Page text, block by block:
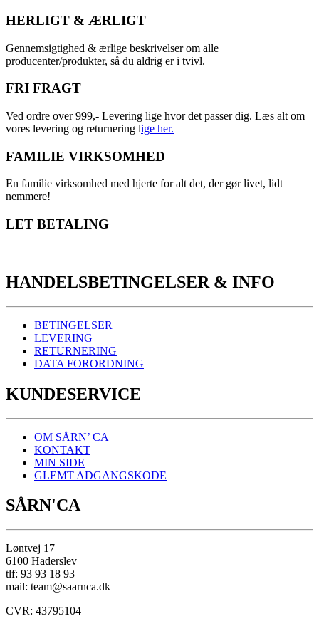
HERLIGT & ÆRLIGT
Gennemsigtighed & ærlige beskrivelser om alle
producenter/produkter, så du aldrig er i tvivl.
FRI FRAGT
Ved ordre over 999,- Levering lige hvor det passer dig. Læs alt om
vores levering og returnering lige her.
FAMILIE VIRKSOMHED
En familie virksomhed med hjerte for alt det, der gør livet, lidt
nemmere!
LET BETALING
HANDELSBETINGELSER & INFO
BETINGELSER
LEVERING
RETURNERING
DATA FORORDNING
KUNDESERVICE
OM SÅRN’ CA
KONTAKT
MIN SIDE
GLEMT ADGANGSKODE
SÅRN'CA
Løntvej 17
6100 Haderslev
tlf: 93 93 18 93
mail: team@saarnca.dk
CVR: 43795104